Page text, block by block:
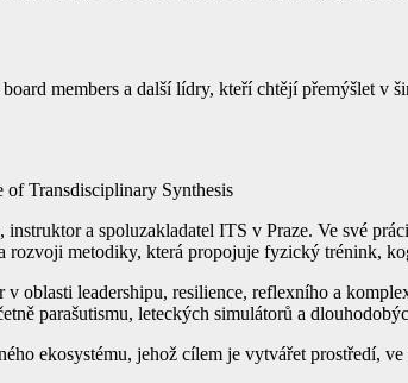
members a další lídry, kteří chtějí přemýšlet v
Transdisciplinary Synthesis
a spoluzakladatel ITS v Praze. Ve své
rozvoji metodiky, která propojuje fyzický trénink,
oblasti leadershipu, resilience, reflexního a
parašutismu, leteckých simulátorů a
ekosystému, jehož cílem je vytvářet prostředí,